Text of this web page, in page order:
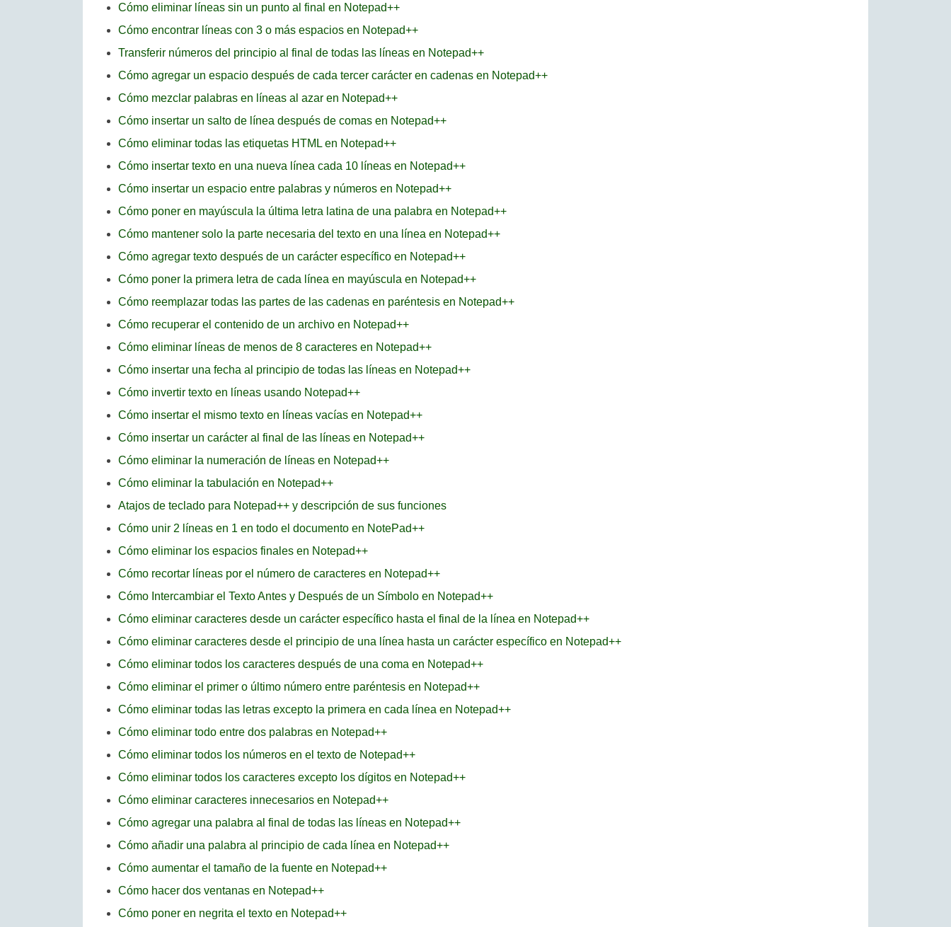
Cómo eliminar líneas sin un punto al final en Notepad++
Cómo encontrar líneas con 3 o más espacios en Notepad++
Transferir números del principio al final de todas las líneas en Notepad++
Cómo agregar un espacio después de cada tercer carácter en cadenas en Notepad++
Cómo mezclar palabras en líneas al azar en Notepad++
Cómo insertar un salto de línea después de comas en Notepad++
Cómo eliminar todas las etiquetas HTML en Notepad++
Cómo insertar texto en una nueva línea cada 10 líneas en Notepad++
Cómo insertar un espacio entre palabras y números en Notepad++
Cómo poner en mayúscula la última letra latina de una palabra en Notepad++
Cómo mantener solo la parte necesaria del texto en una línea en Notepad++
Cómo agregar texto después de un carácter específico en Notepad++
Cómo poner la primera letra de cada línea en mayúscula en Notepad++
Cómo reemplazar todas las partes de las cadenas en paréntesis en Notepad++
Cómo recuperar el contenido de un archivo en Notepad++
Cómo eliminar líneas de menos de 8 caracteres en Notepad++
Cómo insertar una fecha al principio de todas las líneas en Notepad++
Cómo invertir texto en líneas usando Notepad++
Cómo insertar el mismo texto en líneas vacías en Notepad++
Cómo insertar un carácter al final de las líneas en Notepad++
Cómo eliminar la numeración de líneas en Notepad++
Cómo eliminar la tabulación en Notepad++
Atajos de teclado para Notepad++ y descripción de sus funciones
Cómo unir 2 líneas en 1 en todo el documento en NotePad++
Cómo eliminar los espacios finales en Notepad++
Cómo recortar líneas por el número de caracteres en Notepad++
Cómo Intercambiar el Texto Antes y Después de un Símbolo en Notepad++
Cómo eliminar caracteres desde un carácter específico hasta el final de la línea en Notepad++
Cómo eliminar caracteres desde el principio de una línea hasta un carácter específico en Notepad++
Cómo eliminar todos los caracteres después de una coma en Notepad++
Cómo eliminar el primer o último número entre paréntesis en Notepad++
Cómo eliminar todas las letras excepto la primera en cada línea en Notepad++
Cómo eliminar todo entre dos palabras en Notepad++
Cómo eliminar todos los números en el texto de Notepad++
Cómo eliminar todos los caracteres excepto los dígitos en Notepad++
Cómo eliminar caracteres innecesarios en Notepad++
Cómo agregar una palabra al final de todas las líneas en Notepad++
Cómo añadir una palabra al principio de cada línea en Notepad++
Cómo aumentar el tamaño de la fuente en Notepad++
Cómo hacer dos ventanas en Notepad++
Cómo poner en negrita el texto en Notepad++